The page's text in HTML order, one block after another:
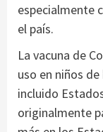
especialmente
el país.
La vacuna de
uso en niños
incluido
originalmente